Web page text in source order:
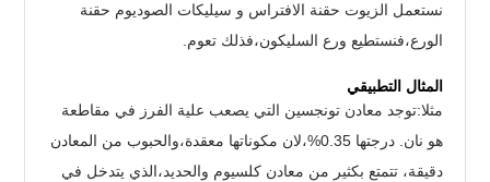
نستعمل الزيوت حقنة الافتراس و سيليكات الصوديوم حقنة
الورع،فنستطيع ورع السليكون،فذلك تعوم.
المثال التطبيقي
مثلا:توجد معادن تونجسين التي يصعب علية الفرز في مقاطعة
هو نان. درجتها 0.35%،لان مكوناتها معقدة،والحبوب من المعادن
دقيقة، تتمتع بكثير من معادن كلسيوم والحديد،الذي يتدخل في